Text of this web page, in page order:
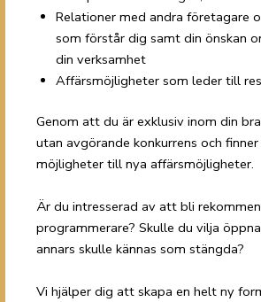
Relationer med andra företagare
som förstår dig samt din önskan
din verksamhet
Affärsmöjligheter som leder till
Genom att du är exklusiv inom din
utan avgörande konkurrens och
möjligheter till nya affärsmöjligheter.
Är du intresserad av att bli
programmerare? Skulle du vilja
annars skulle kännas som stängda?
Vi hjälper dig att skapa en helt ny